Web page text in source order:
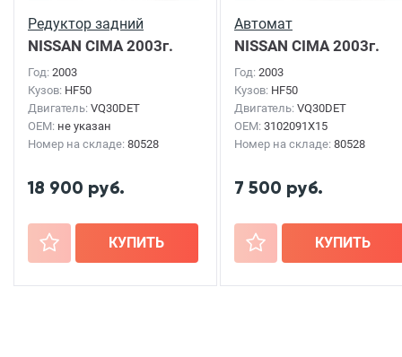
Редуктор задний
NISSAN CIMA2003г.
Год: 2003
Кузов: HF50
Двигатель: VQ30DET
OEM: не указан
Номер на складе: 80528
18 900 руб.
+ КУПИТЬ
Автомат
NISSAN CIMA2003г.
Год: 2003
Кузов: HF50
Двигатель: VQ30DET
OEM: 3102091X15
Номер на складе: 80528
7 500 руб.
+ КУПИТЬ